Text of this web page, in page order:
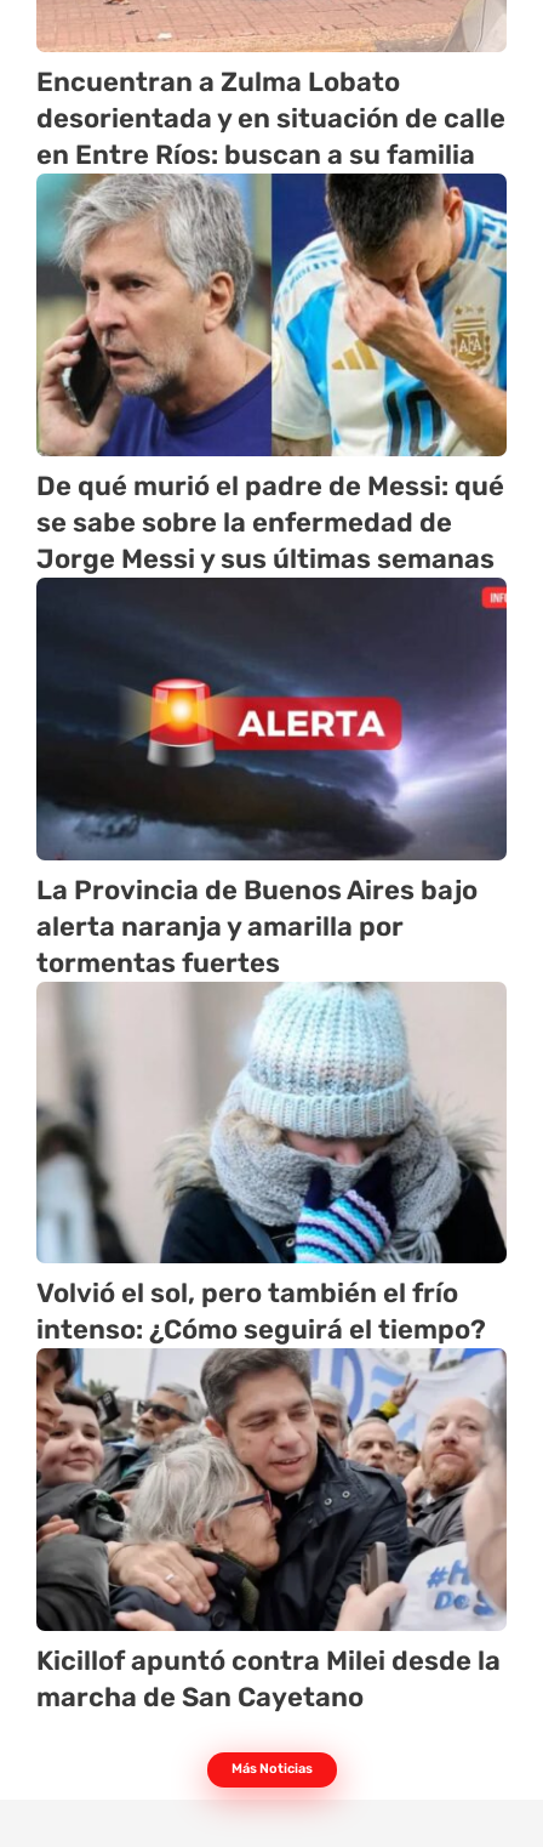
Encuentran a Zulma Lobato
desorientada y en situación de calle
en Entre Ríos: buscan a su familia
De qué murió el padre de Messi: qué
se sabe sobre la enfermedad de
Jorge Messi y sus últimas semanas
La Provincia de Buenos Aires bajo
alerta naranja y amarilla por
tormentas fuertes
Volvió el sol, pero también el frío
intenso: ¿Cómo seguirá el tiempo?
Kicillof apuntó contra Milei desde la
marcha de San Cayetano
Más Noticias